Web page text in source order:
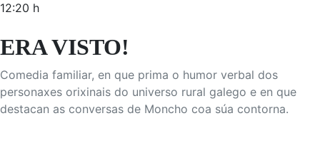
12:20 h
ERA VISTO!
Comedia familiar, en que prima o humor verbal dos
personaxes orixinais do universo rural galego e en que
destacan as conversas de Moncho coa súa contorna.